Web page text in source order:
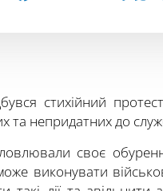
стихійний
та непридатних до
своє
виконувати